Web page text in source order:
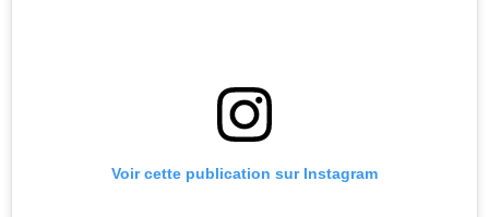
Voir cette publication sur Instagram